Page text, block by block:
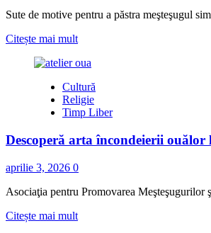
Sute de motive pentru a păstra meşteşugul
Citește mai multRead
about
nouă
ediţie
a
de
ouă
Livezi
Cultură
Religie
Timp Liber
Descoperă arta încondeierii
aprilie 3, 2026 0
Asociaţia pentru Promovarea
Citește mai multRead